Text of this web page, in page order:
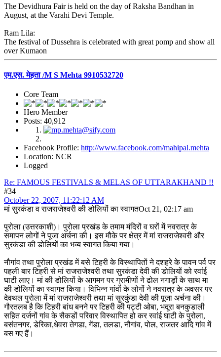
The Devidhura Fair is held on the day of Raksha Bandhan in
August, at the Varahi Devi Temple.
Ram Lila:
The festival of Dussehra is celebrated with great pomp and show all
over Kumaon
एम.एस. मेहता /M S Mehta 9910532720
Core Team
Hero Member
Posts: 40,912
Facebook Profile: http://www.facebook.com/mahipal.mehta
Location: NCR
Logged
Re: FAMOUS FESTIVALS & MELAS OF UTTARAKHAND !!
#34
October 22, 2007, 11:22:12 AM
मां सुरकंडा व राजराजेश्वरी की डोलियों का स्वागतOct 21, 02:17 am
पुरोला (उत्तरकाशी)। पुरोला प्रखंड के तमाम मंदिरों व घरों में नवरात्र के
समापन लोगों ने पूजा अर्चना की। इस मौके पर क्षेत्र में मां राजराजेश्वरी और
सुरकंडा की डोलियों का भव्य स्वागत किया गया।
नौगांव तथा पुरोला प्रखंड में बसे टिहरी के विस्थापितों ने दशहरे के पावन पर्व पर
पहली बार टिहरी से मां राजराजेश्वरी तथा सुरकंडा देवी की डोलियों को रवांई
घाटी लाए। मां की डोलियों के आगमन पर ग्रामीणों ने ढोल नगाड़ों के साथ मा
की डोलियों का स्वागत किया। विभिन्न गांवों के लोगों ने नवरात्र के अवसर पर
देवथल पुरोला में मां राजराजेश्वरी तथा मां सुरकुंडा देवी की पूजा अर्चना की।
गौरतलब है कि टिहरी बांध बनने पर टिहरी की पट्टी ओबा, भदूरा बनकुडाली
सहित दर्जनों गांव के सैकडों परिवार विस्थापित हो कर रवांई घाटी के पुरोला,
बसंतनगर, डेरिका,धेवरा तेगडा, गेंडा, तलडा, नौगांव, पोल, राजतर आदि गांव में
बस गए हैं।